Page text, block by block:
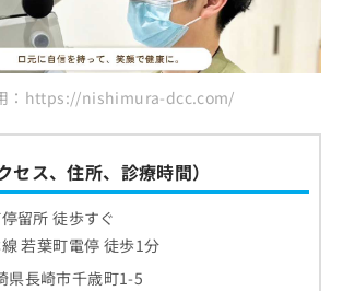
：https://nishimura-dcc.com/
セス、住所、診療時間）
留所 徒歩すぐ
若葉町電停 徒歩1分
県長崎市千歳町1-5